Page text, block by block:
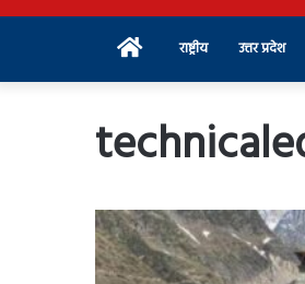
Home राष्ट्रीय उत्तर प्रदेश